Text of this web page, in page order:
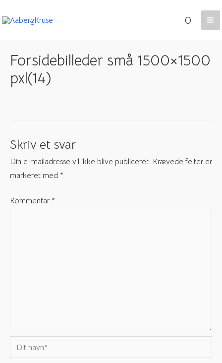
til
0
Forsidebilleder små 1500×1500
pxl(14)
Skriv et svar
Din e-mailadresse vil ikke blive publiceret. Krævede felter er
markeret med *
Kommentar *
Dit
navn*